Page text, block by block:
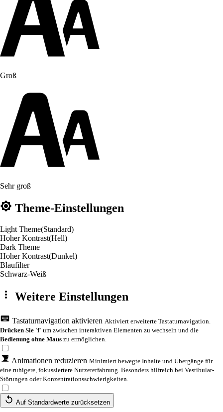
Groß
Sehr groß
Theme-Einstellungen
Light Theme(Standard)
Hoher Kontrast(Hell)
Dark Theme
Hoher Kontrast(Dunkel)
Blaufilter
Schwarz-Weiß
Weitere Einstellungen
Tastaturnavigation aktivieren Aktiviert erweiterte Tastaturnavigation.
Drücken Sie 'f' um zwischen interaktiven Elementen zu wechseln und die
Bedienung ohne Maus zu ermöglichen.
Animationen reduzieren Minimiert bewegte Inhalte und Übergänge für
eine ruhigere, fokussiertere Nutzererfahrung. Besonders hilfreich bei Vestibular-
Störungen oder Konzentrationsschwierigkeiten.
Auf Standardwerte zurücksetzen